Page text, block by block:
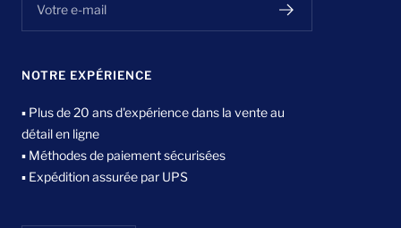
Votre e-mail
NOTRE EXPÉRIENCE
▪ Plus de 20 ans d'expérience dans la vente au
détail en ligne
▪ Méthodes de paiement sécurisées
▪ Expédition assurée par UPS